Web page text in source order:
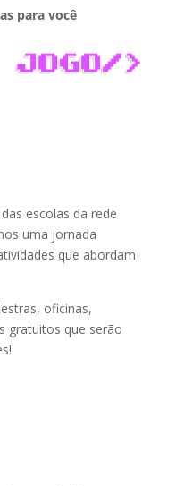
para você
escolas da rede
uma jornada
que abordam
oficinas,
gratuitos que serão